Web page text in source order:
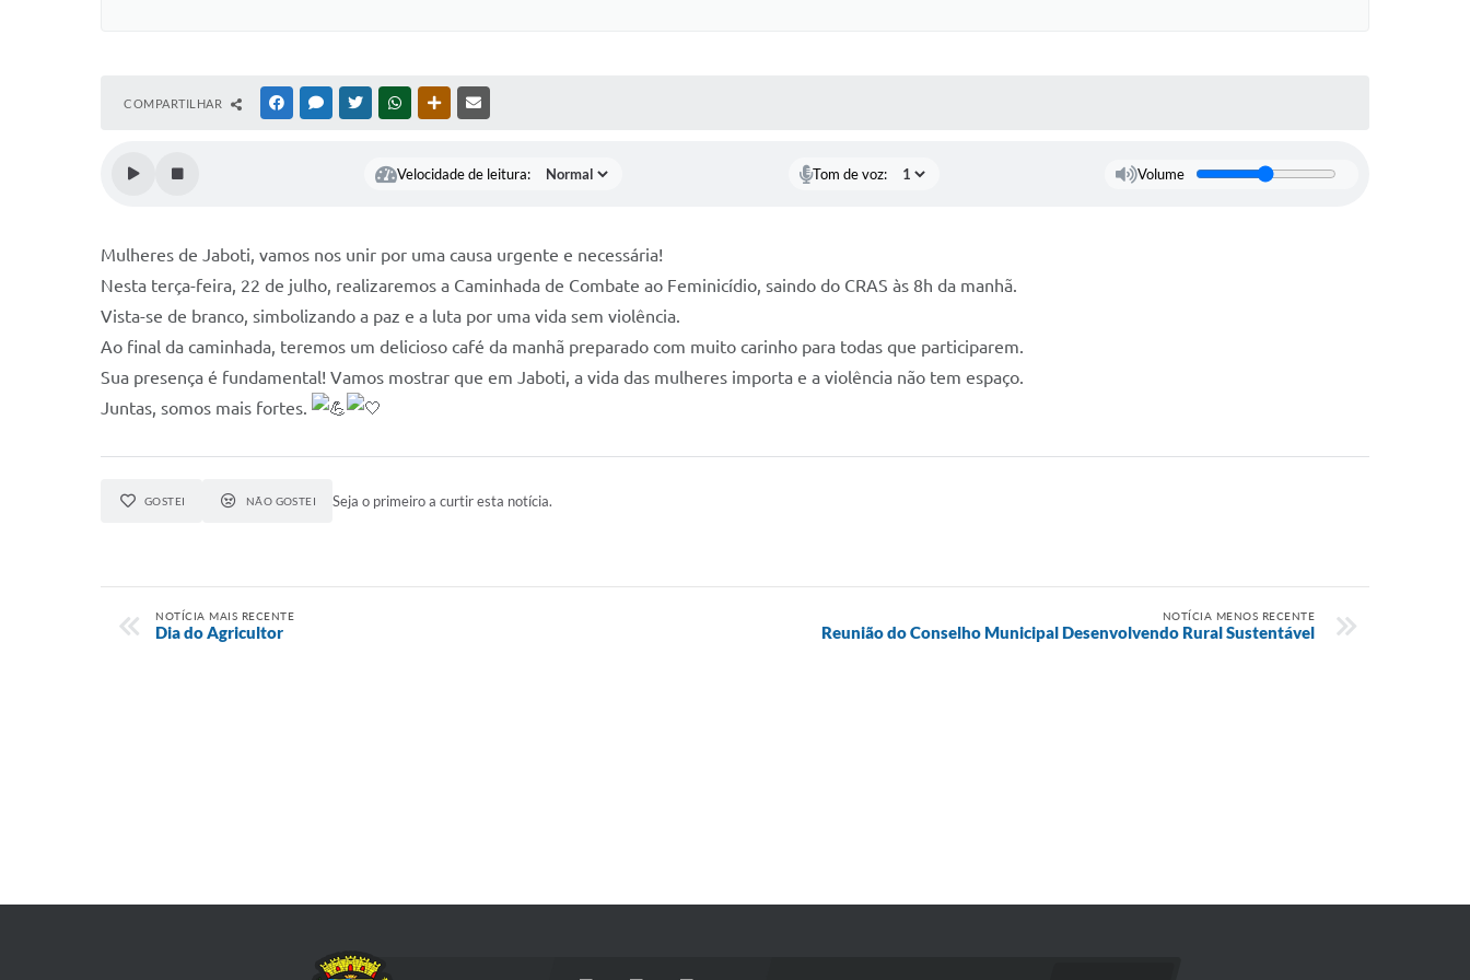
COMPARTILHAR FACEBOOKMESSENGER
TWITTERWHATSAPPOUTRAS MÍDIAS
Velocidade de leitura: Tom de voz: Volume
Mulheres de Jaboti, vamos nos unir por uma causa urgente e necessária!
Nesta terça-feira, 22 de julho, realizaremos a Caminhada de Combate ao Feminicídio, saindo do CRAS às 8h da manhã.
Vista-se de branco, simbolizando a paz e a luta por uma vida sem violência.
Ao final da caminhada, teremos um delicioso café da manhã preparado com muito carinho para todas que participarem.
Sua presença é fundamental! Vamos mostrar que em Jaboti, a vida das mulheres importa e a violência não tem espaço.
Juntas, somos mais fortes.
GOSTEI NÃO GOSTEI Seja o primeiro a curtir esta notícia.
NOTÍCIA MAIS RECENTE
Dia do Agricultor
NOTÍCIA MENOS RECENTE
Reunião do Conselho Municipal Desenvolvendo Rural Sustentável